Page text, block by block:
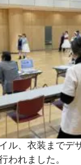
ル、衣装までデ
われました。